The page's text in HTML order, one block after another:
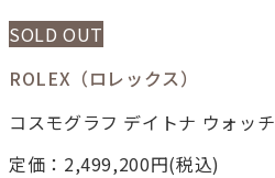
SOLD OUT
ROLEX（ロレックス）
コスモグラフ デイトナ ウォッチ
定価：2,499,200円(税込)